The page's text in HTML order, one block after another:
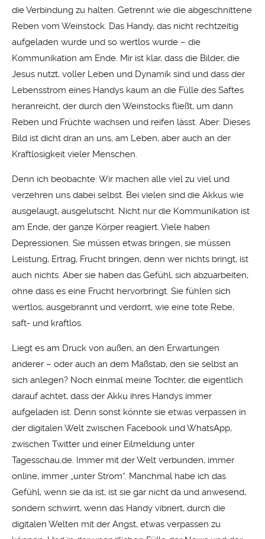
die Verbindung zu halten. Getrennt wie die abgeschnittene
Reben vom Weinstock. Das Handy, das nicht rechtzeitig
aufgeladen wurde und so wertlos wurde – die
Kommunikation am Ende. Mir ist klar, dass die Bilder, die
Jesus nutzt, voller Leben und Dynamik sind und dass der
Lebensstrom eines Handys kaum an die Fülle des Saftes
heranreicht, der durch den Weinstocks fließt, um dann
Reben und Früchte wachsen und reifen lässt. Aber: Dieses
Bild ist dicht dran an uns, am Leben, aber auch an der
Kraftlosigkeit vieler Menschen.
Denn ich beobachte: Wir machen alle viel zu viel und
verzehren uns dabei selbst. Bei vielen sind die Akkus wie
ausgelaugt, ausgelutscht. Nicht nur die Kommunikation ist
am Ende, der ganze Körper reagiert. Viele haben
Depressionen. Sie müssen etwas bringen, sie müssen
Leistung, Ertrag, Frucht bringen, denn wer nichts bringt, ist
auch nichts. Aber sie haben das Gefühl, sich abzuarbeiten,
ohne dass es eine Frucht hervorbringt. Sie fühlen sich
wertlos, ausgebrannt und verdorrt, wie eine tote Rebe,
saft- und kraftlos.
Liegt es am Druck von außen, an den Erwartungen
anderer – oder auch an dem Maßstab, den sie selbst an
sich anlegen? Noch einmal meine Tochter, die eigentlich
darauf achtet, dass der Akku ihres Handys immer
aufgeladen ist. Denn sonst könnte sie etwas verpassen in
der digitalen Welt zwischen Facebook und WhatsApp,
zwischen Twitter und einer Eilmeldung unter
Tagesschau.de. Immer mit der Welt verbunden, immer
online, immer „unter Strom“. Manchmal habe ich das
Gefühl, wenn sie da ist, ist sie gar nicht da und anwesend,
sondern schwirrt, wenn das Handy vibriert, durch die
digitalen Welten mit der Angst, etwas verpassen zu